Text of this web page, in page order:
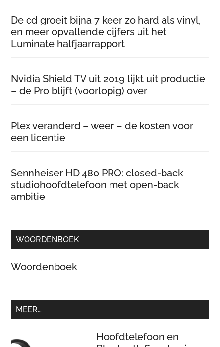
De cd groeit bijna 7 keer zo hard als vinyl,
en meer opvallende cijfers uit het
Luminate halfjaarrapport
Nvidia Shield TV uit 2019 lijkt uit productie
– de Pro blijft (voorlopig) over
Plex veranderd – weer – de kosten voor
een licentie
Sennheiser HD 480 PRO: closed-back
studiohoofdtelefoon met open-back
ambitie
WOORDENBOEK
Woordenboek
MEER…
Hoofdtelefoon en